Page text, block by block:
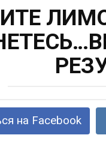
на Facebook